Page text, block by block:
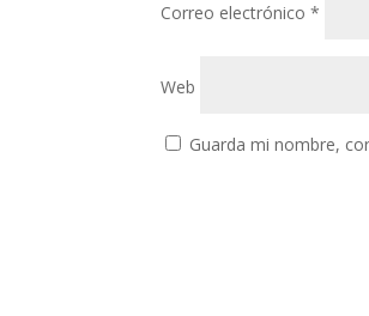
Correo electrónico*
Web
Guarda mi nombre,